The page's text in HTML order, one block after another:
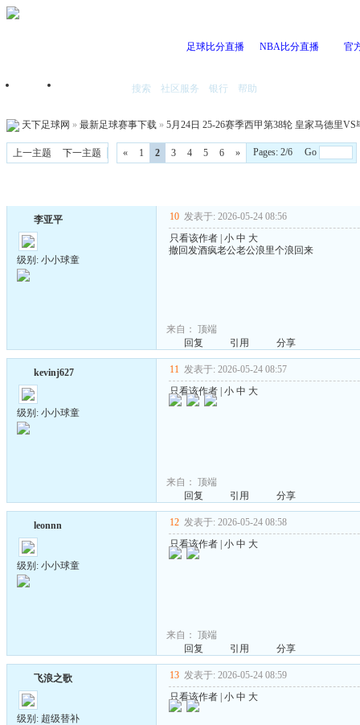
足球比分直播 NBA比分直播 官
首页 搜索 社区服务 银行 帮助
天下足球网 » 最新足球赛事下载 » 5月24日 25-26赛季西甲第38轮 皇家马德里
上一主题 下一主题 « 1 2 3 4 5 6 » Pages: 2/6 Go
李亚平
级别: 小小球童
10 发表于: 2026-05-24 08:56
只看该作者 小 中 大
撤回发酒疯老公老公浪里个浪回来
来自： 顶端
回复
引用 分享
kevinj627
级别: 小小球童
11 发表于: 2026-05-24 08:57
只看该作者 小 中 大
来自： 顶端
回复
引用 分享
leonnn
级别: 小小球童
12 发表于: 2026-05-24 08:58
只看该作者 小 中 大
来自： 顶端
回复
引用 分享
飞浪之歌
级别: 超级替补
13 发表于: 2026-05-24 08:59
只看该作者 小 中 大